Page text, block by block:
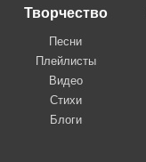
Творчество
Песни
Плейлисты
Видео
Стихи
Блоги